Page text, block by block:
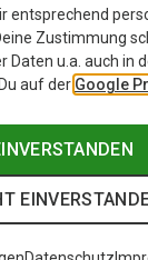
145,80 €
entsprechend
Zustimmung
Daten u.a. auch in
auf der Google